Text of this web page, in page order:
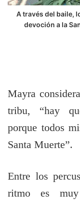
A través del baile,
devoción a la
Mayra
tribu, “hay
porque todos
Santa Muerte”.
Entre los
ritmo es